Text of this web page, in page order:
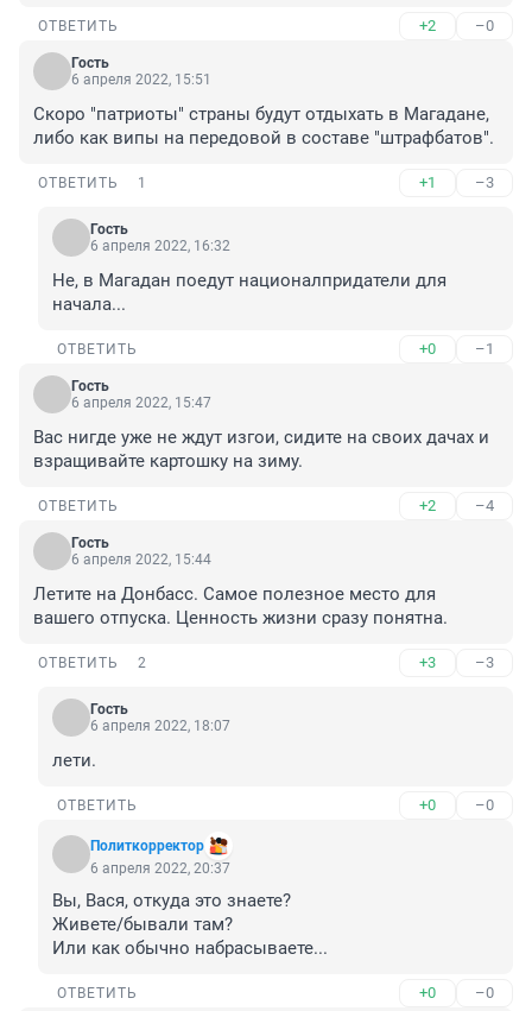
ОТВЕТИТЬ +2 –0
Гость
6 апреля 2022, 15:51
Скоро "патриоты" страны будут отдыхать в Магадане,
либо как випы на передовой в составе "штрафбатов".
ОТВЕТИТЬ 1 +1 –3
Гость
6 апреля 2022, 16:32
Не, в Магадан поедут националпридатели для
начала...
ОТВЕТИТЬ +0 –1
Гость
6 апреля 2022, 15:47
Вас нигде уже не ждут изгои, сидите на своих дачах и
взращивайте картошку на зиму.
ОТВЕТИТЬ +2 –4
Гость
6 апреля 2022, 15:44
Летите на Донбасс. Самое полезное место для
вашего отпуска. Ценность жизни сразу понятна.
ОТВЕТИТЬ 2 +3 –3
Гость
6 апреля 2022, 18:07
лети.
ОТВЕТИТЬ +0 –0
Политкорректор
6 апреля 2022, 20:37
Вы, Вася, откуда это знаете?
Живете/бывали там?
Или как обычно набрасываете...
ОТВЕТИТЬ +0 –0